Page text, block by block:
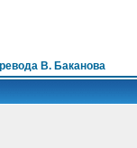
В. Баканова